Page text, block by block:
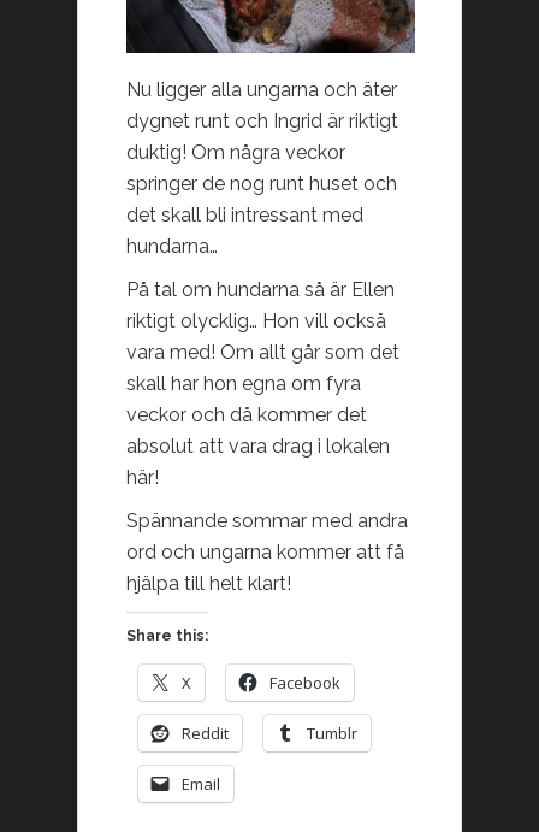
Nu ligger alla ungarna och äter
dygnet runt och Ingrid är riktigt
duktig! Om några veckor
springer de nog runt huset och
det skall bli intressant med
hundarna…
På tal om hundarna så är Ellen
riktigt olycklig… Hon vill också
vara med! Om allt går som det
skall har hon egna om fyra
veckor och då kommer det
absolut att vara drag i lokalen
här!
Spännande sommar med andra
ord och ungarna kommer att få
hjälpa till helt klart!
Share this:
X Facebook
Reddit Tumblr
Email